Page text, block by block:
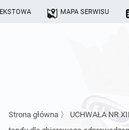
MAPA SERWISU
Strona główna 〉 UCHWAŁA NR